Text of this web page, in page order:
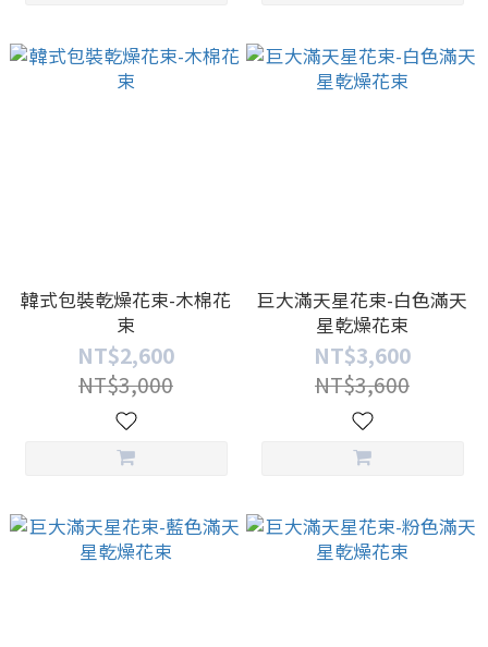
韓式包裝乾燥花束-木棉花
束
NT$2,600
NT$3,000
巨大滿天星花束-白色滿天
星乾燥花束
NT$3,600
NT$3,600